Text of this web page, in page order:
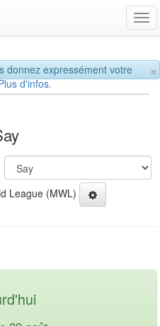
×
donnez expressément votre
d'infos.
League (MWL)